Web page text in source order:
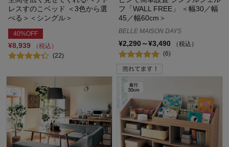
レスすのこベッド ＜3色から選
べる＞＜シングル＞
40%OFF
¥8,939
（税込）
(22)
フ「WALL FREE」 ＜幅30／幅
45／幅60cm＞
BELLE MAISON DAYS
¥2,290～¥3,490
（税込）
(6)